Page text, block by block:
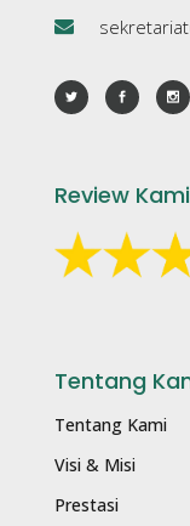
Review Kami
Tentang
Tentang Kami
Visi & Misi
Prestasi